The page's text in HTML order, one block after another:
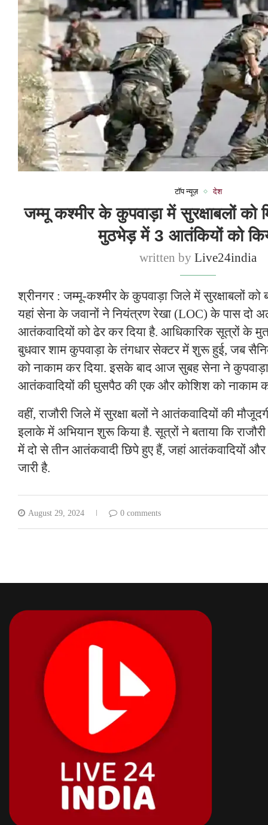
टॉप न्यूज़ देश
जम्मू कश्मीर के कुपवाड़ा में सुरक्षाबलों को
मुठभेड़ में 3 आतंकियों को
written byLive24india
श्रीनगर : जम्मू-कश्मीर के कुपवाड़ा जिले में सुरक्षाबलों को
यहां सेना के जवानों ने नियंत्रण रेखा (LOC) के पास दो
आतंकवादियों को ढेर कर दिया है. आधिकारिक सूत्रों के
बुधवार शाम कुपवाड़ा के तंगधार सेक्टर में शुरू हुई, जब
को नाकाम कर दिया. इसके बाद आज सुबह सेना ने
आतंकवादियों की घुसपैठ की एक और कोशिश को नाकाम
वहीं, राजौरी जिले में सुरक्षा बलों ने आतंकवादियों की
इलाके में अभियान शुरू किया है. सूत्रों ने बताया कि राजौरी
में दो से तीन आतंकवादी छिपे हुए हैं, जहां आतंकवादियों और
जारी है.
August 29, 2024 0 comments